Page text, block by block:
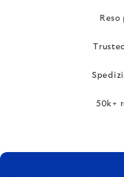
Reso
50k+
FOOTER